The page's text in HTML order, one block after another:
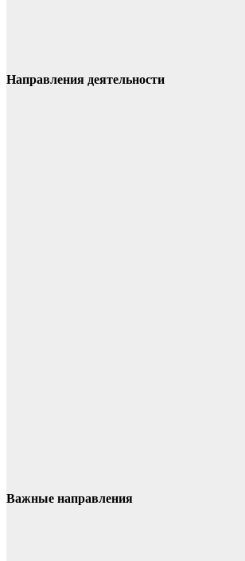
Направления деятельности
Важные направления